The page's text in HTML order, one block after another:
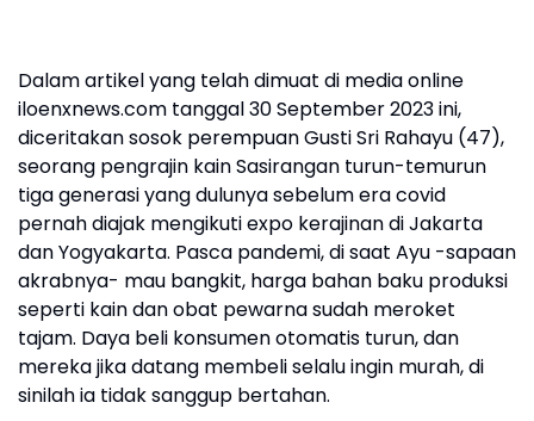
Dalam artikel yang telah dimuat di media online
iloenxnews.com tanggal 30 September 2023 ini,
diceritakan sosok perempuan Gusti Sri Rahayu (47),
seorang pengrajin kain Sasirangan turun-temurun
tiga generasi yang dulunya sebelum era covid
pernah diajak mengikuti expo kerajinan di Jakarta
dan Yogyakarta. Pasca pandemi, di saat Ayu -sapaan
akrabnya- mau bangkit, harga bahan baku produksi
seperti kain dan obat pewarna sudah meroket
tajam. Daya beli konsumen otomatis turun, dan
mereka jika datang membeli selalu ingin murah, di
sinilah ia tidak sanggup bertahan.